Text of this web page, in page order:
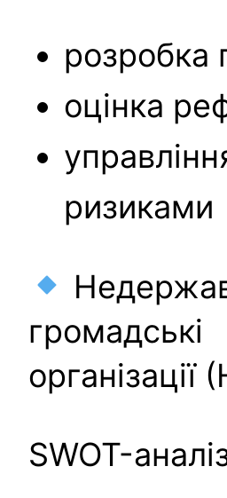
розробка
оцінка
ризиками
громадські
організації
SWOT-